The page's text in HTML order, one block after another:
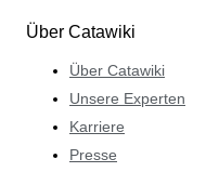
Über Catawiki
Über Catawiki
Unsere Experten
Karriere
Presse